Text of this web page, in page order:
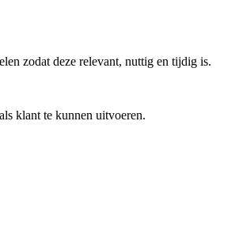
zodat deze relevant, nuttig en tijdig is.
klant te kunnen uitvoeren.